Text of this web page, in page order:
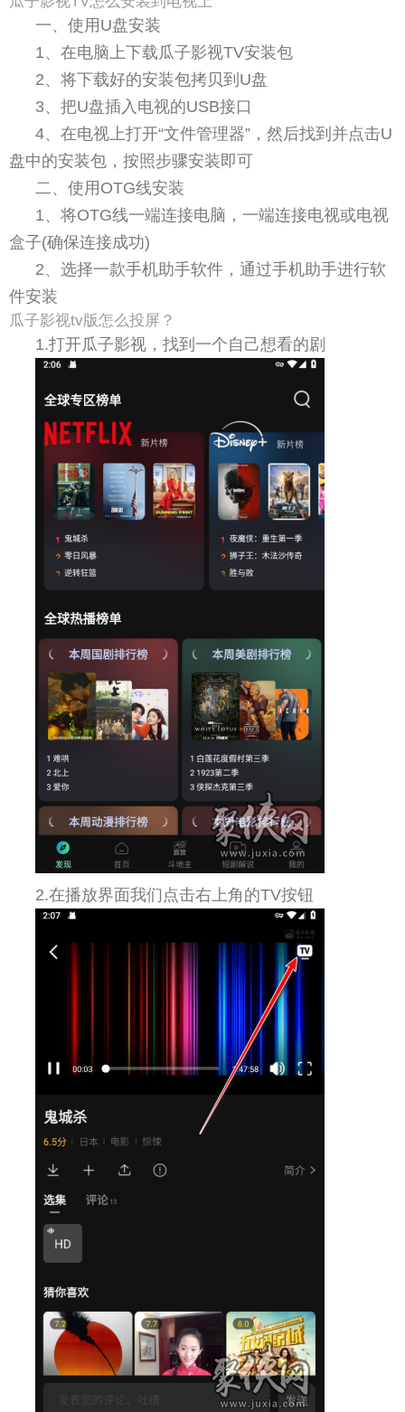
一、使用U盘安装
1、在电脑上下载瓜子影视TV安装包
2、将下载好的安装包拷贝到U盘
3、把U盘插入电视的USB接口
4、在电视上打开“文件管理器”，然后找到并点击U
盘中的安装包，按照步骤安装即可
二、使用OTG线安装
1、将OTG线一端连接电脑，一端连接电视或电视
盒子(确保连接成功)
2、选择一款手机助手软件，通过手机助手进行软
件安装
瓜子影视tv版怎么投屏？
1.打开瓜子影视，找到一个自己想看的剧
2.在播放界面我们点击右上角的TV按钮